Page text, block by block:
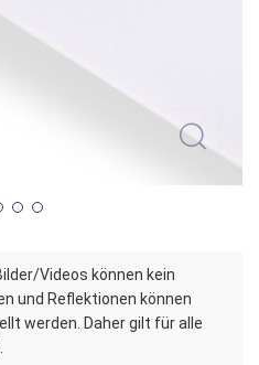
Videos können kein
und Reflektionen können
werden. Daher gilt für alle